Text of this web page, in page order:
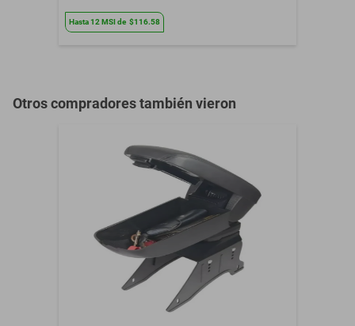
Hasta12 MSIde $116.58
Otros compradores también vieron